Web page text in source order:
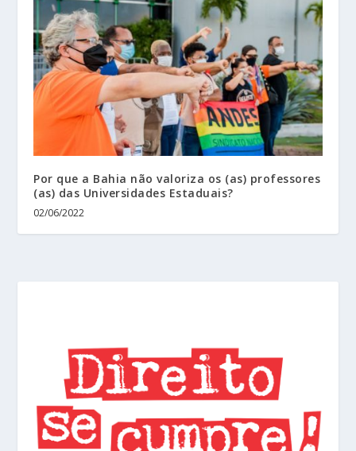
Por que a Bahia não valoriza os (as) professores
(as) das Universidades Estaduais?
02/06/2022